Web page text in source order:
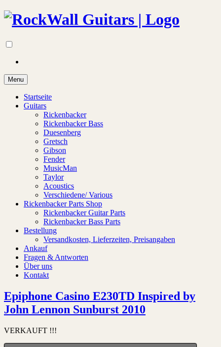
Menu
Startseite
Guitars
Rickenbacker
Rickenbacker Bass
Duesenberg
Gretsch
Gibson
Fender
MusicMan
Taylor
Acoustics
Verschiedene/ Various
Rickenbacker Parts Shop
Rickenbacker Guitar Parts
Rickenbacker Bass Parts
Bestellung
Versandkosten, Lieferzeiten, Preisangaben
Ankauf
Fragen & Antworten
Über uns
Kontakt
Epiphone Casino E230TD Inspired by
John Lennon Sunburst 2010
VERKAUFT !!!